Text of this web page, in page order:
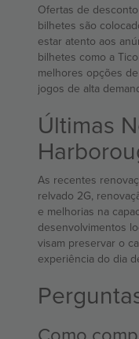
Ofertas de
bilhetes são
estar atento aos
bilhetes como a
melhores opções
jogos de alta
Últimas
As recentes renovações do
relvado 2G,
e melhorias na
desenvolvimentos
visam preservar o
experiência do dia